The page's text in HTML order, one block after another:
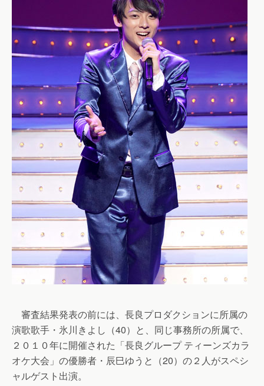
審査結果発表の前には、長良プロダクションに所属の
演歌歌手・氷川きよし（40）と、同じ事務所の所属で、
２０１０年に開催された「長良グループ ティーンズカラ
オケ大会」の優勝者・辰巳ゆうと（20）の２人がスペシ
ャルゲスト出演。